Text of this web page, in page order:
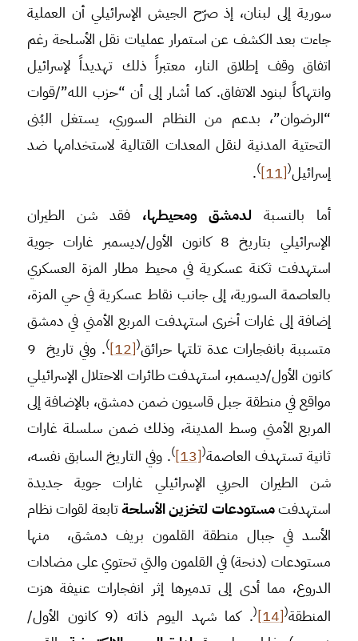
سورية إلى لبنان، إذ صرّح الجيش الإسرائيلي أن العملية
جاءت بعد الكشف عن استمرار عمليات نقل الأسلحة رغم
اتفاق وقف إطلاق النار، معتبراً ذلك تهديداً لإسرائيل
وانتهاكاً لبنود الاتفاق. كما أشار إلى أن “حزب الله”/قوات
“الرضوان”، بدعم من النظام السوري، يستغل البُنى
التحتية المدنية لنقل المعدات القتالية لاستخدامها ضد
إسرائيل(
[11]
)
.
أما بالنسبة لدمشق ومحيطها، فقد شن الطيران
الإسرائيلي بتاريخ 8 كانون الأول/ديسمبر غارات جوية
استهدفت ثكنة عسكرية في محيط مطار المزة العسكري
بالعاصمة السورية، إلى جانب نقاط عسكرية في حي المزة،
إضافة إلى غارات أخرى استهدفت المربع الأمني في دمشق
متسببة بانفجارات عدة تلتها حرائق(
[12]
)
. وفي تاريخ 9
كانون الأول/ديسمبر، استهدفت طائرات الاحتلال الإسرائيلي
مواقع في منطقة جبل قاسيون ضمن دمشق، بالإضافة إلى
المربع الأمني وسط المدينة، وذلك ضمن سلسلة غارات
ثانية تستهدف العاصمة(
[13]
). وفي التاريخ السابق نفسه،
شن الطيران الحربي الإسرائيلي غارات جوية جديدة
استهدفتمستودعات لتخزين الأسلحةتابعة لقوات نظام
الأسد في جبال منطقة القلمون بريف دمشق، منها
مستودعات (دنحة) في القلمون والتي تحتوي على مضادات
الدروع، مما أدى إلى تدميرها إثر انفجارات عنيفة هزت
المنطقة(
[14]
(
. كما شهد اليوم ذاته (9 كانون الأول/